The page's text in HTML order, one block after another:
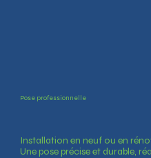
Pose professionnelle
Installation en neuf ou en
Une pose précise et durable,